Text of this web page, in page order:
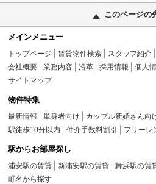
このページの
メインメニュー
トップページ 賃貸物件検索 スタッフ紹介
会社概要
業務内容 沿革 採用情報
個人
サイトマップ
物件特集
最新情報 単身者向け カップル新婚さん向
駅徒歩10分以内
仲介手数料割引 フリーレ
駅からお部屋探し
浦安駅の賃貸 新浦安駅の賃貸 舞浜駅の賃
町名から探す